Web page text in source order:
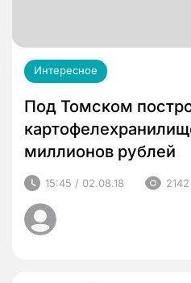
Интересное
Под Томском
миллионов рублей
15:45 / 02.08.18 2142